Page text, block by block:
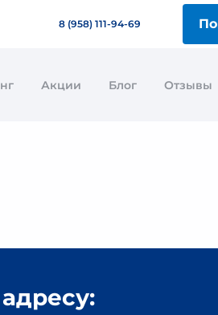
8 (958) 111-94-69
Акции Блог Отзывы